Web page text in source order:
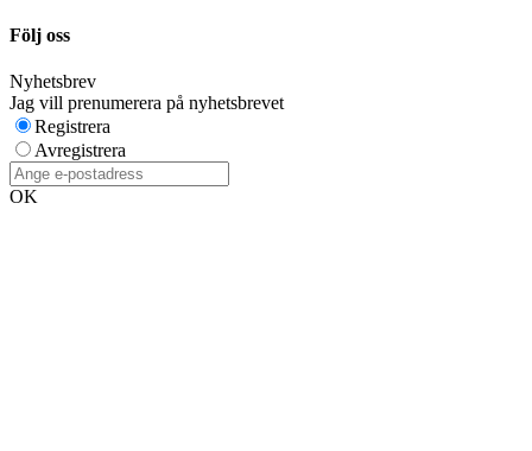
Följ oss
Nyhetsbrev
Jag vill prenumerera på nyhetsbrevet
Registrera
Avregistrera
OK